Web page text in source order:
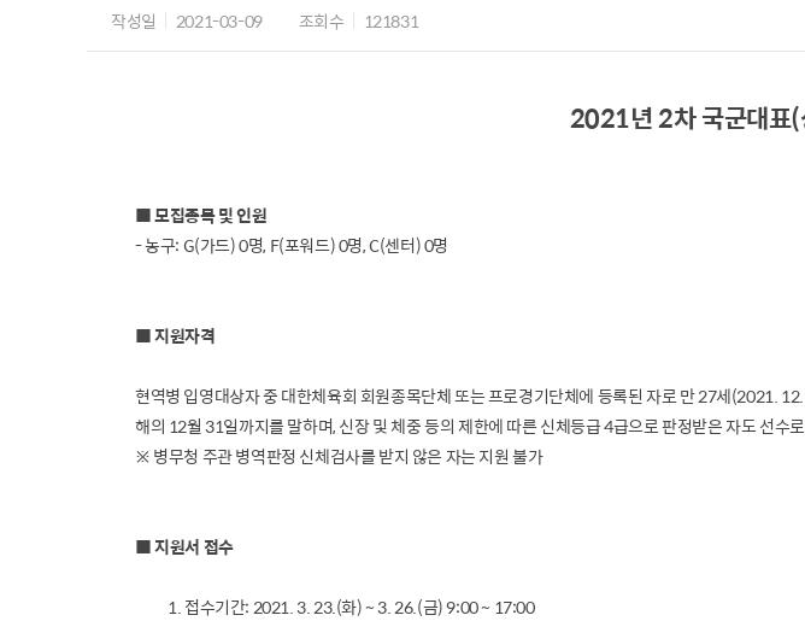
작성일 2021-03-09 조회수 121831
2021년 2차 국군대표(
■ 모집종목 및 인원
- 농구: G(가드) 0명, F(포워드) 0명, C(센터) 0명
■ 지원자격
현역병 입영대상자 중 대한체육회 회원종목단체 또는 프로경기단체에 등록된 자로 만 27세(2021.
해의 12월 31일까지를 말하며, 신장 및 체중 등의 제한에 따른 신체등급 4급으로 판정받은 자도 선수
※ 병무청 주관 병역판정 신체검사를 받지 않은 자는 지원 불가
■ 지원서 접수
1. 접수기간: 2021. 3. 23.(화) ~ 3. 26.(금) 9:00 ~ 17:00